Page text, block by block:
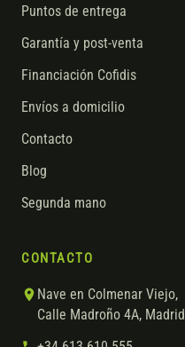
Puntos de entrega
Garantía y post-venta
Financiación Cofidis
Envíos a domicilio
Contacto
Blog
Segunda mano
CONTACTO
Nave en Colmenar Viejo,
Calle Madroño 4A, Madrid